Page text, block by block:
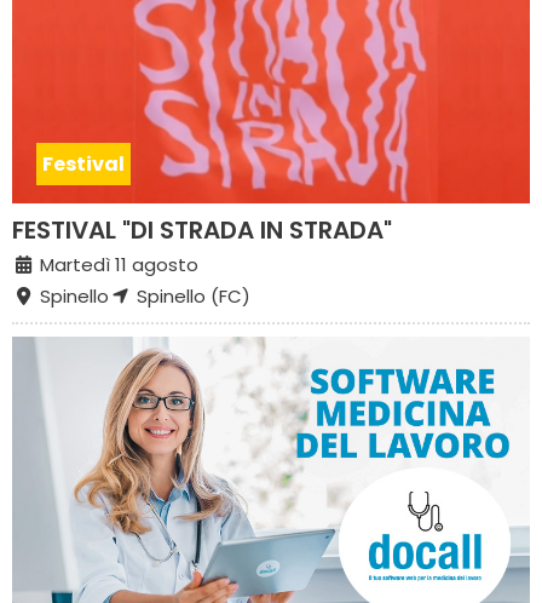
Festival
FESTIVAL "DI STRADA IN STRADA"
Martedì 11 agosto
Spinello
Spinello (FC)